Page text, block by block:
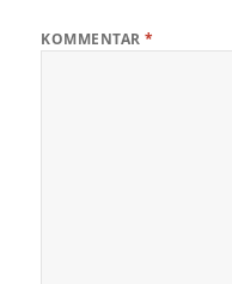
KOMMENTAR*